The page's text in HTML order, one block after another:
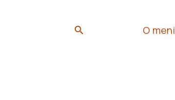
Search O meni